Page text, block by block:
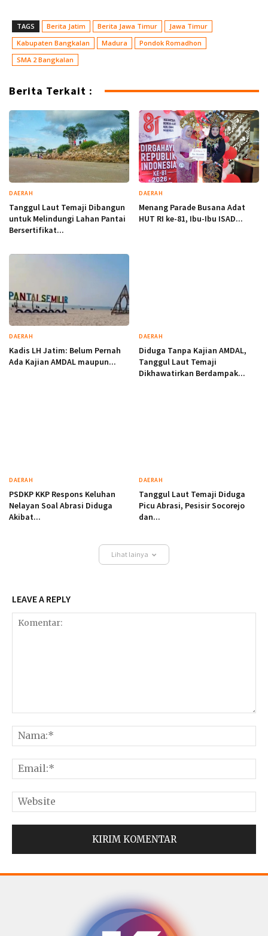
TAGS Berita Jatim Berita Jawa Timur
Jawa Timur
Kabupaten Bangkalan
Madura
Pondok Romadhon
SMA 2 Bangkalan
Berita Terkait :
DAERAH
Tanggul Laut Temaji Dibangun
untuk Melindungi Lahan Pantai
Bersertifikat...
DAERAH
Menang Parade Busana Adat
HUT RI ke-81, Ibu-Ibu ISAD...
DAERAH
Kadis LH Jatim: Belum Pernah
Ada Kajian AMDAL maupun...
DAERAH
Diduga Tanpa Kajian AMDAL,
Tanggul Laut Temaji
Dikhawatirkan Berdampak...
DAERAH
PSDKP KKP Respons Keluhan
Nelayan Soal Abrasi Diduga
Akibat...
DAERAH
Tanggul Laut Temaji Diduga
Picu Abrasi, Pesisir Socorejo
dan...
Lihat lainya
LEAVE A REPLY